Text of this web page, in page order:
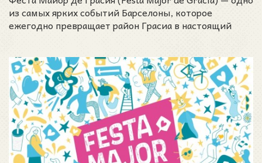
из самых ярких событий Барселоны, которое
ежегодно превращает район Грасиа в настоящий